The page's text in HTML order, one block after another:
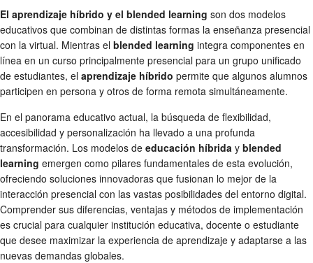
El aprendizaje híbrido y el blended learning son dos modelos
educativos que combinan de distintas formas la enseñanza presencial
con la virtual. Mientras el blended learning integra componentes en
línea en un curso principalmente presencial para un grupo unificado
de estudiantes, el aprendizaje híbrido permite que algunos alumnos
participen en persona y otros de forma remota simultáneamente.
En el panorama educativo actual, la búsqueda de flexibilidad,
accesibilidad y personalización ha llevado a una profunda
transformación. Los modelos de educación híbrida y blended
learning emergen como pilares fundamentales de esta evolución,
ofreciendo soluciones innovadoras que fusionan lo mejor de la
interacción presencial con las vastas posibilidades del entorno digital.
Comprender sus diferencias, ventajas y métodos de implementación
es crucial para cualquier institución educativa, docente o estudiante
que desee maximizar la experiencia de aprendizaje y adaptarse a las
nuevas demandas globales.